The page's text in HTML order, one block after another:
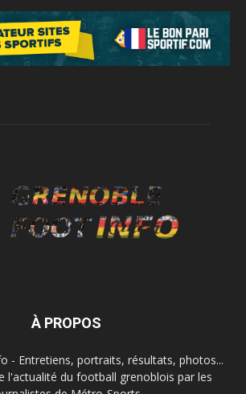
À PROPOS
- Entretiens, portraits, résultats, photos...
l'actualité du football grenoblois par les